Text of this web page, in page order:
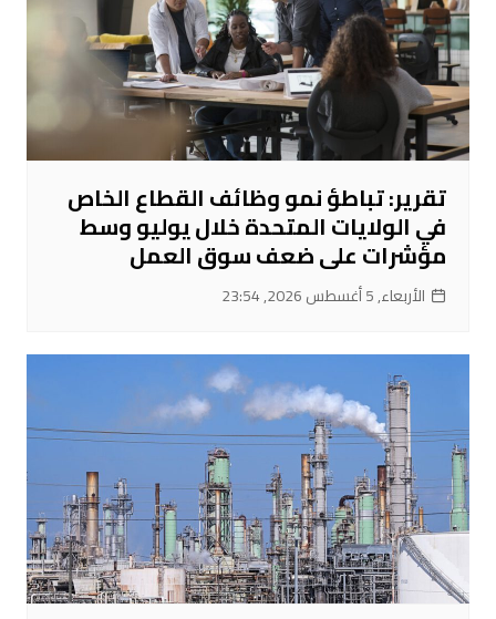
تقرير: تباطؤ نمو وظائف القطاع الخاص
في الولايات المتحدة خلال يوليو وسط
مؤشرات على ضعف سوق العمل
الأربعاء, 5 أغسطس 2026, 23:54